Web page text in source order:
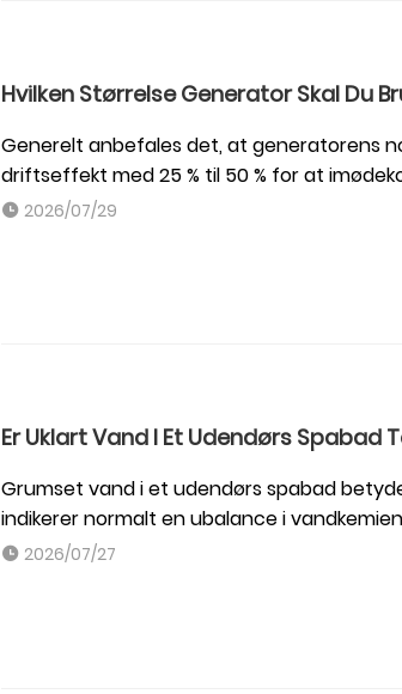
Hvilken Størrelse Generator Skal Du
Generelt anbefales det, at generatorens
driftseffekt med 25 % til 50 % for at
2026/07/29
Er Uklart Vand I Et Udendørs Spabad
Grumset vand i et udendørs spabad
indikerer normalt en ubalance i
2026/07/27